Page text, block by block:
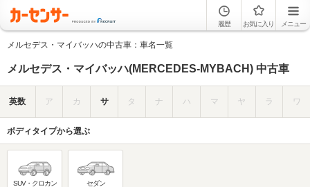
履歴 お気に入り メニュー
メルセデス・マイバッハの中古車：車名一覧
メルセデス・マイバッハ(MERCEDES-MYBACH) 中古車
英数 ア カ サ タ ナ ハ マ ヤ ラ ワ
ボディタイプから選ぶ
SUV・クロカン セダン